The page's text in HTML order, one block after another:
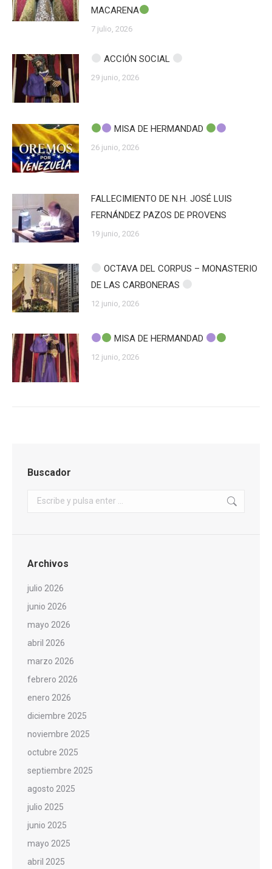
MACARENA
7 julio, 2026
ACCIÓN SOCIAL
29 junio, 2026
MISA DE HERMANDAD
26 junio, 2026
FALLECIMIENTO DE N.H. JOSÉ LUIS
FERNÁNDEZ PAZOS DE PROVENS
19 junio, 2026
OCTAVA DEL CORPUS – MONASTERIO
DE LAS CARBONERAS
12 junio, 2026
MISA DE HERMANDAD
12 junio, 2026
Buscador
Buscar:
Archivos
julio 2026
junio 2026
mayo 2026
abril 2026
marzo 2026
febrero 2026
enero 2026
diciembre 2025
noviembre 2025
octubre 2025
septiembre 2025
agosto 2025
julio 2025
junio 2025
mayo 2025
abril 2025